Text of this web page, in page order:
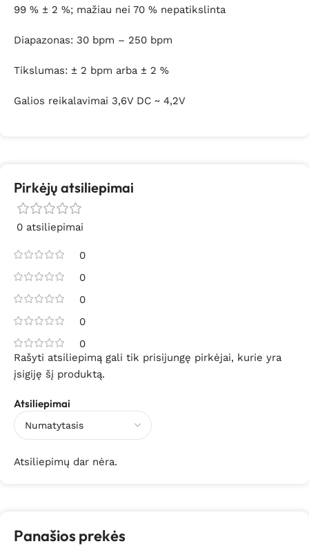
99 % ± 2 %; mažiau nei 70 % nepatikslinta
Diapazonas: 30 bpm – 250 bpm
Tikslumas: ± 2 bpm arba ± 2 %
Galios reikalavimai 3,6V DC ~ 4,2V
Pirkėjų atsiliepimai
0 atsiliepimai
0
0
0
0
0
Atsiliepimai
Atsiliepimų dar nėra.
Rašyti atsiliepimą gali tik prisijungę pirkėjai, kurie yra
įsigiję šį produktą.
Panašios prekės